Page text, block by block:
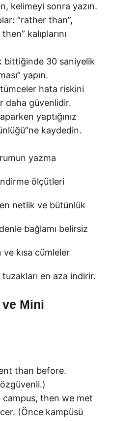
kelimeyi sonra yazın.
“rather than”,
kalıplarını
bittiğinde 30 saniyelik
yapın.
hata riskini
daha güvenlidir.
yaptığınız
kaydedin.
yazma
ölçütleri
netlik ve bütünlük
bağlamı belirsiz
kısa cümleler
en aza indirir.
Mini
than before.
then we met
(Önce kampüsü